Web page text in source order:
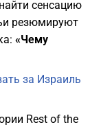
сенсацию
резюмируют
«Чему
за Израиль
Rest of the